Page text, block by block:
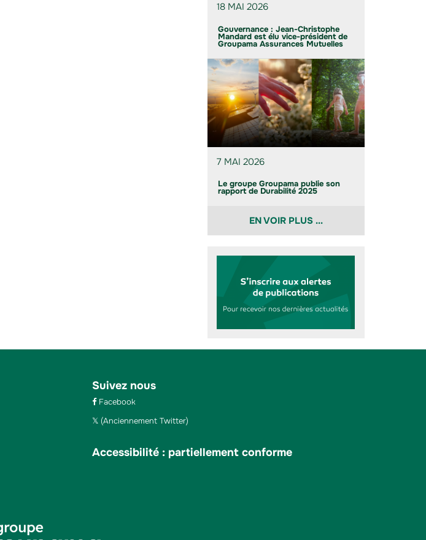
18 MAI 2026
Gouvernance : Jean-Christophe
Mandard est élu vice-président de
Groupama Assurances Mutuelles
7 MAI 2026
Le groupe Groupama publie son
rapport de Durabilité 2025
EN VOIR PLUS ...
Suivez nous
Facebook
(Anciennement Twitter)
Accessibilité : partiellement conforme